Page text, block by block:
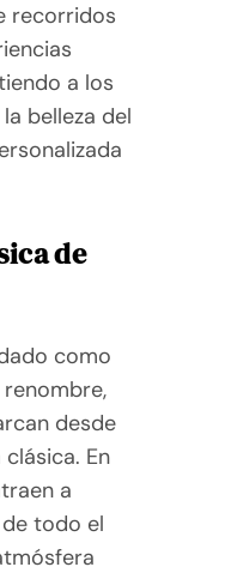
recorridos
a los
belleza del
de
como
desde
En
a
todo el